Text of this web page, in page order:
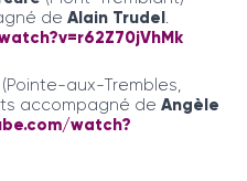
de Alain Trudel.
(Pointe-aux-Trembles,
accompagné de Angèle
watch?